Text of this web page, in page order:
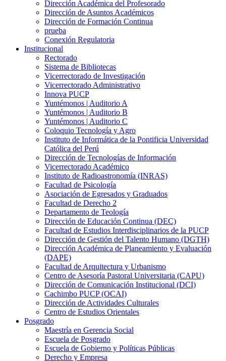
Dirección Académica del Profesorado
Dirección de Asuntos Académicos
Dirección de Formación Continua
prueba
Conexión Regulatoria
Institucional
Rectorado
Sistema de Bibliotecas
Vicerrectorado de Investigación
Vicerrectorado Administrativo
Innova PUCP
Yuntémonos | Auditorio A
Yuntémonos | Auditorio B
Yuntémonos | Auditorio C
Coloquio Tecnología y Agro
Instituto de Informática de la Pontificia Universidad
Católica del Perú
Dirección de Tecnologías de Información
Vicerrectorado Académico
Instituto de Radioastronomía (INRAS)
Facultad de Psicología
Asociación de Egresados y Graduados
Facultad de Derecho 2
Departamento de Teología
Dirección de Educación Continua (DEC)
Facultad de Estudios Interdisciplinarios de la PUCP
Dirección de Gestión del Talento Humano (DGTH)
Dirección Académica de Planeamiento y Evaluación
(DAPE)
Facultad de Arquitectura y Urbanismo
Centro de Asesoría Pastoral Universitaria (CAPU)
Dirección de Comunicación Institucional (DCI)
Cachimbo PUCP (OCAI)
Dirección de Actividades Culturales
Centro de Estudios Orientales
Posgrado
Maestría en Gerencia Social
Escuela de Posgrado
Escuela de Gobierno y Políticas Públicas
Derecho y Empresa